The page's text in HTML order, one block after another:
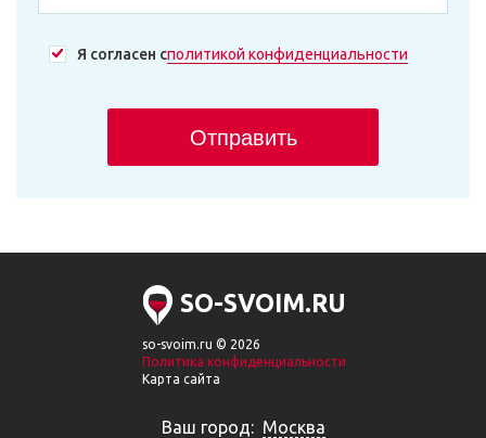
Я согласен сполитикой конфиденциальности
Отправить
SO-SVOIM.RU
so-svoim.ru © 2026
Политика конфиденциальности
Карта сайта
Ваш город: Москва